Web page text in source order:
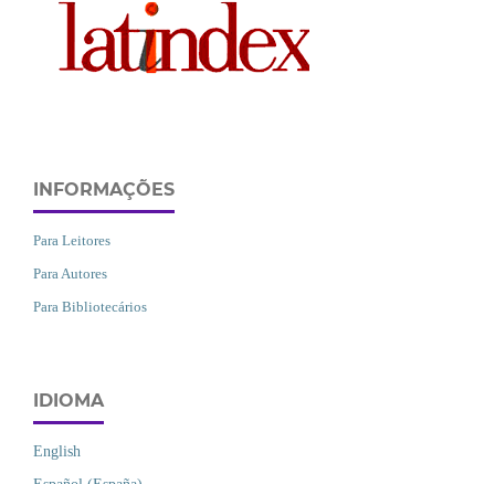
INFORMAÇÕES
Para Leitores
Para Autores
Para Bibliotecários
IDIOMA
English